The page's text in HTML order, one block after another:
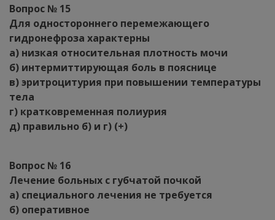
Вопрос № 15
Для одностороннего перемежающего
гидронефроза характерны
а) низкая относительная плотность мочи
б) интермиттирующая боль в пояснице
в) эритроцитурия при повышении температуры
тела
г) кратковременная полиурия
д) правильно б) и г) (+)
Вопрос № 16
Лечение больных с губчатой почкой
а) специального лечения не требуется
б) оперативное